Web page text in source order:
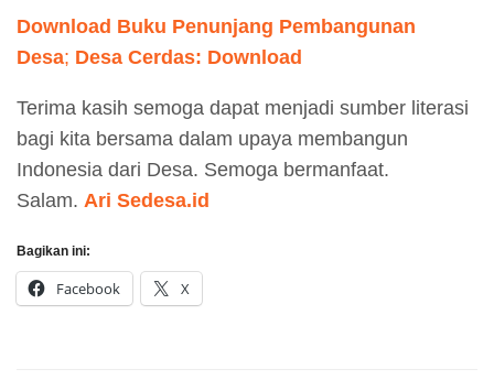
Download Buku Penunjang Pembangunan
Desa; Desa Cerdas: Download
Terima kasih semoga dapat menjadi sumber literasi
bagi kita bersama dalam upaya membangun
Indonesia dari Desa. Semoga bermanfaat.
Salam. Ari Sedesa.id
Bagikan ini:
Facebook X